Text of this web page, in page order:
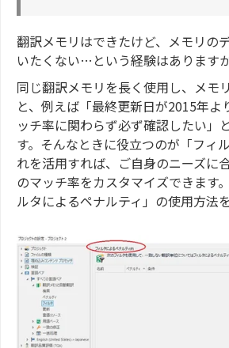
翻訳メモリはできたけど、メモリの
いたくない…という経験はあります
同じ翻訳メモリを長く使用し、メモ
と、例えば「最終更新日が2015年よ
ッチ率に関わらず必ず確認したい」
す。そんなときに役立つのが「フィ
れを活用すれば、ご自身のニーズに
のマッチ率をカスタマイズできます
ルタによるペナルティ」の使用方法